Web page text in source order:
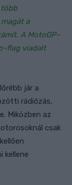
több
a
A MotoGP-
flag viadalt
jár a
rádiózás,
Miközben az
csak
kellene